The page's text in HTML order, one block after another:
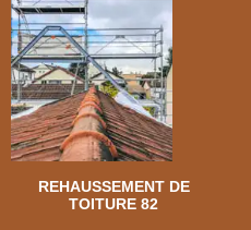
REHAUSSEMENT DE
TOITURE 82